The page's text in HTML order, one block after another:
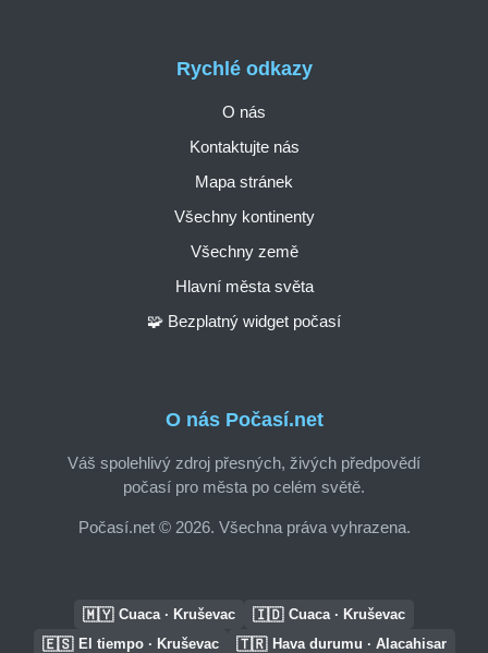
O nás Počasí.net
Váš spolehlivý zdroj přesných, živých předpovědí
počasí pro města po celém světě.
Počasí.net © 2026. Všechna práva vyhrazena.
Rychlé odkazy
O nás
Kontaktujte nás
Mapa stránek
Všechny kontinenty
Všechny země
Hlavní města světa
🧩 Bezplatný widget počasí
🇲🇾 Cuaca · Kruševac 🇮🇩 Cuaca · Kruševac
🇪🇸 El tiempo · Kruševac 🇹🇷 Hava durumu · Alacahisar